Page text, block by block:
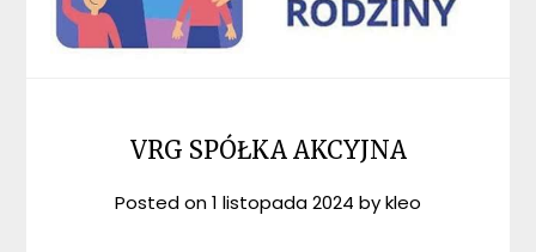
VRG SPÓŁKA AKCYJNA
Posted on1 listopada 2024 bykleo